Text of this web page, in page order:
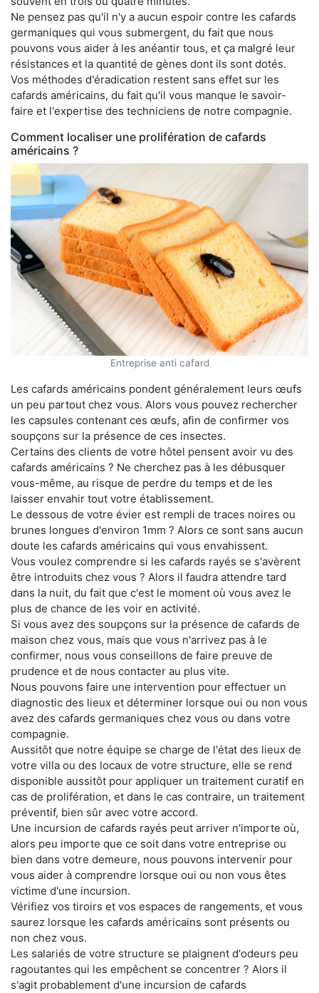
Ne pensez pas qu'il n'y a aucun espoir contre les cafards
germaniques qui vous submergent, du fait que nous
pouvons vous aider à les anéantir tous, et ça malgré leur
résistances et la quantité de gènes dont ils sont dotés.
Vos méthodes d'éradication restent sans effet sur les
cafards américains, du fait qu'il vous manque le savoir-
faire et l'expertise des techniciens de notre compagnie.
Comment localiser une prolifération de cafards
américains ?
Entreprise anti cafard
Les cafards américains pondent généralement leurs œufs
un peu partout chez vous. Alors vous pouvez rechercher
les capsules contenant ces œufs, afin de confirmer vos
soupçons sur la présence de ces insectes.
Certains des clients de votre hôtel pensent avoir vu des
cafards américains ? Ne cherchez pas à les débusquer
vous-même, au risque de perdre du temps et de les
laisser envahir tout votre établissement.
Le dessous de votre évier est rempli de traces noires ou
brunes longues d'environ 1mm ? Alors ce sont sans aucun
doute les cafards américains qui vous envahissent.
Vous voulez comprendre si les cafards rayés se s'avèrent
être introduits chez vous ? Alors il faudra attendre tard
dans la nuit, du fait que c'est le moment où vous avez le
plus de chance de les voir en activité.
Si vous avez des soupçons sur la présence de cafards de
maison chez vous, mais que vous n'arrivez pas à le
confirmer, nous vous conseillons de faire preuve de
prudence et de nous contacter au plus vite.
Nous pouvons faire une intervention pour effectuer un
diagnostic des lieux et déterminer lorsque oui ou non vous
avez des cafards germaniques chez vous ou dans votre
compagnie.
Aussitôt que notre équipe se charge de l'état des lieux de
votre villa ou des locaux de votre structure, elle se rend
disponible aussitôt pour appliquer un traitement curatif en
cas de prolifération, et dans le cas contraire, un traitement
préventif, bien sûr avec votre accord.
Une incursion de cafards rayés peut arriver n'importe où,
alors peu importe que ce soit dans votre entreprise ou
bien dans votre demeure, nous pouvons intervenir pour
vous aider à comprendre lorsque oui ou non vous êtes
victime d'une incursion.
Vérifiez vos tiroirs et vos espaces de rangements, et vous
saurez lorsque les cafards américains sont présents ou
non chez vous.
Les salariés de votre structure se plaignent d'odeurs peu
ragoutantes qui les empêchent se concentrer ? Alors il
s'agit probablement d'une incursion de cafards